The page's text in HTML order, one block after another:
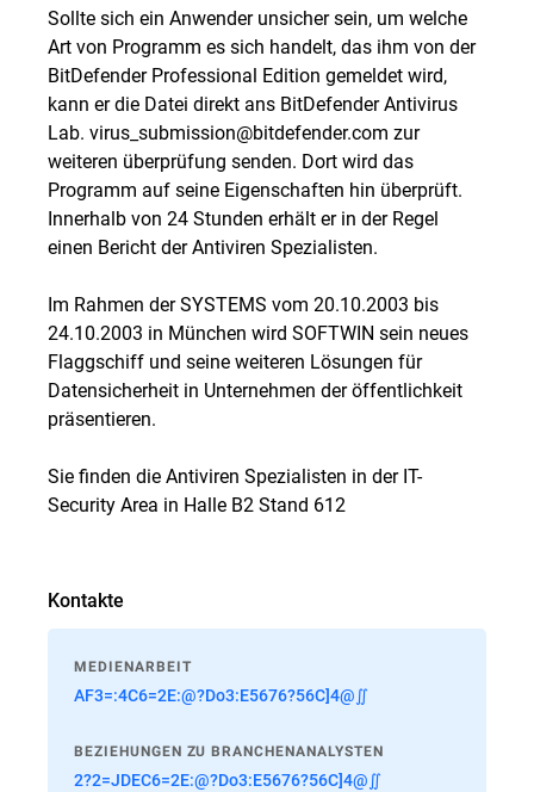
Sollte sich ein Anwender unsicher sein, um welche
Art von Programm es sich handelt, das ihm von der
BitDefender Professional Edition gemeldet wird,
kann er die Datei direkt ans BitDefender Antivirus
Lab. virus_submission@bitdefender.com zur
weiteren überprüfung senden. Dort wird das
Programm auf seine Eigenschaften hin überprüft.
Innerhalb von 24 Stunden erhält er in der Regel
einen Bericht der Antiviren Spezialisten.
Im Rahmen der SYSTEMS vom 20.10.2003 bis
24.10.2003 in München wird SOFTWIN sein neues
Flaggschiff und seine weiteren Lösungen für
Datensicherheit in Unternehmen der öffentlichkeit
präsentieren.
Sie finden die Antiviren Spezialisten in der IT-
Security Area in Halle B2 Stand 612
Kontakte
MEDIENARBEIT
AF3=:4C6=2E:@?Do3:E5676?56C]4@∬
BEZIEHUNGEN ZU BRANCHENANALYSTEN
2?2=JDEC6=2E:@?Do3:E5676?56C]4@∬